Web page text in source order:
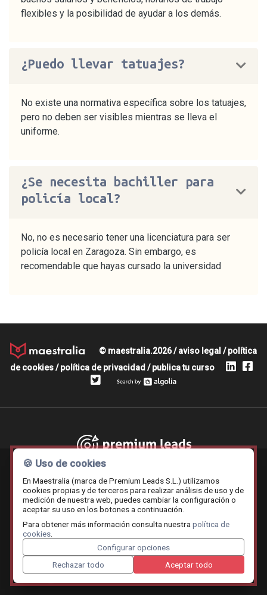
flexibles y la posibilidad de ayudar a los demás.
¿Puedo llevar tatuajes?
No existe una normativa específica sobre los tatuajes,
pero no deben ser visibles mientras se lleva el
uniforme.
¿Se necesita bachiller para
policía local?
No, no es necesario tener una licenciatura para ser
policía local en Zaragoza. Sin embargo, es
recomendable que hayas cursado la universidad
© maestralia.2026 /aviso legal /política
de cookies/política de privacidad /publica tu curso
Premium leads
Contratar.online Beemy.es
Cruceros mediterráneoA Santiago voy Renting
🍪 Uso de cookies
En Maestralia (marca de Premium Leads S.L.) utilizamos
cookies propias y de terceros para realizar análisis de uso y de
medición de nuestra web, puedes cambiar la configuración o
aceptar su uso en los botones a continuación.
Para obtener más información consulta nuestrapolítica de
cookies
Configurar opciones
Rechazar todo
Aceptar todo